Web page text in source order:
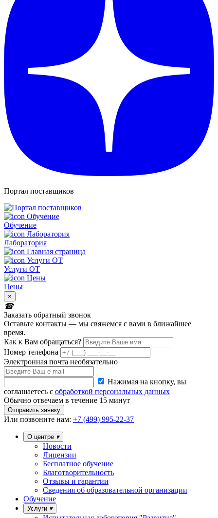
Портал поставщиков
Обучение
Лаборатория
Услуги ОТ
Цены
×
Заказать обратный звонок
Оставьте контакты — мы свяжемся с вами в ближайшее
время.
Как к Вам обращаться?
Номер телефона
Электронная почта необязательно
Нажимая на кнопку, вы
соглашаетесь с обработкой персональных данных
Обычно отвечаем в течение 15 минут
Отправить заявку
Или позвоните нам: +7 (499) 995-22-37
О центре
Новости
Лицензии
Бесплатное обучение
Благотворительность
Отзывы и гарантии
Сведения об образовательной организации
Обучение
Услуги